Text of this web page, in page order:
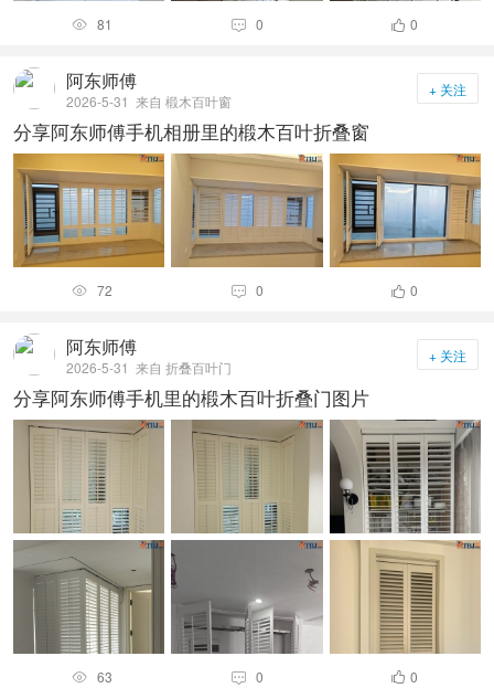
 81  0  0
阿东师傅
2026-5-31 来自 椴木百叶窗
+ 关注
分享阿东师傅手机相册里的椴木百叶折叠窗
 72  0  0
阿东师傅
2026-5-31 来自 折叠百叶门
+ 关注
分享阿东师傅手机里的椴木百叶折叠门图片
 63  0  0